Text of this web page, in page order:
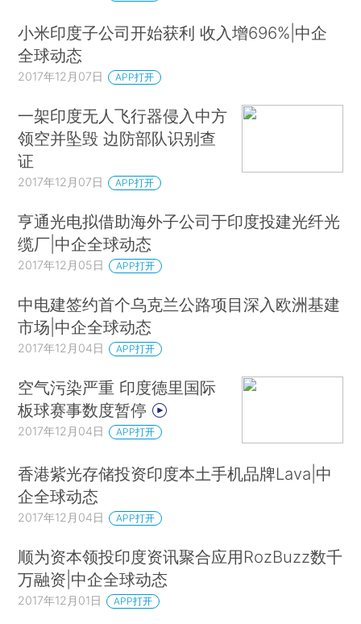
小米印度子公司开始获利 收入增696%|中企
全球动态
2017年12月07日 APP打开
一架印度无人飞行器侵入中方
领空并坠毁 边防部队识别查
证
2017年12月07日 APP打开
亨通光电拟借助海外子公司于印度投建光纤光
缆厂|中企全球动态
2017年12月05日 APP打开
中电建签约首个乌克兰公路项目深入欧洲基建
市场|中企全球动态
2017年12月04日 APP打开
空气污染严重 印度德里国际
板球赛事数度暂停
2017年12月04日 APP打开
香港紫光存储投资印度本土手机品牌Lava|中
企全球动态
2017年12月04日 APP打开
顺为资本领投印度资讯聚合应用RozBuzz数千
万融资|中企全球动态
2017年12月01日 APP打开